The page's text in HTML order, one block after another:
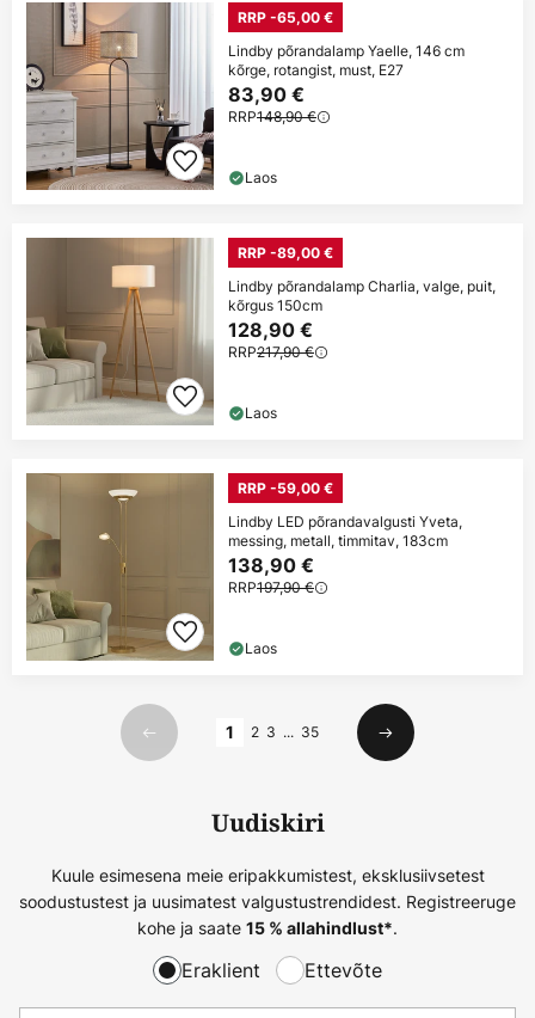
RRP -65,00 €
Lindby põrandalamp Yaelle, 146 cm
kõrge, rotangist, must, E27
83,90 €
RRP148,90 €
Laos
RRP -89,00 €
Lindby põrandalamp Charlia, valge, puit,
kõrgus 150cm
128,90 €
RRP217,90 €
Laos
RRP -59,00 €
Lindby LED põrandavalgusti Yveta,
messing, metall, timmitav, 183cm
138,90 €
RRP197,90 €
Laos
Eelmine
1 2 3 ... 35
Järgmine
Uudiskiri
Kuule esimesena meie eripakkumistest, eksklusiivsetest
soodustustest ja uusimatest valgustustrendidest. Registreeruge
kohe ja saate 15 % allahindlust*.
Eraklient Ettevõte